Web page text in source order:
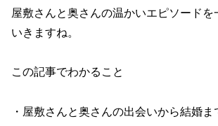
屋敷さんと奥さんの温かいエピソードを
いきますね。
この記事でわかること
・屋敷さんと奥さんの出会いから結婚ま